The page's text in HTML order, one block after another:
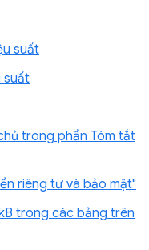
suất
suất
trong phần Tóm tắt
riêng tư và bảo mật"
trong các bảng trên